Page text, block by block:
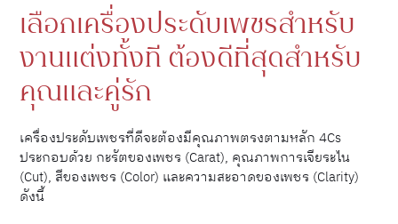
เลือกเครื่องประดับเพชรสำหรับ
งานแต่งทั้งที ต้องดีที่สุดสำหรับ
คุณและคู่รัก
เครื่องประดับเพชรที่ดีจะต้องมีคุณภาพตรงตามหลัก 4Cs
ประกอบด้วย กะรัตของเพชร (Carat), คุณภาพการเจียระไน
(Cut), สีของเพชร (Color) และความสะอาดของเพชร (Clarity)
ดังนี้